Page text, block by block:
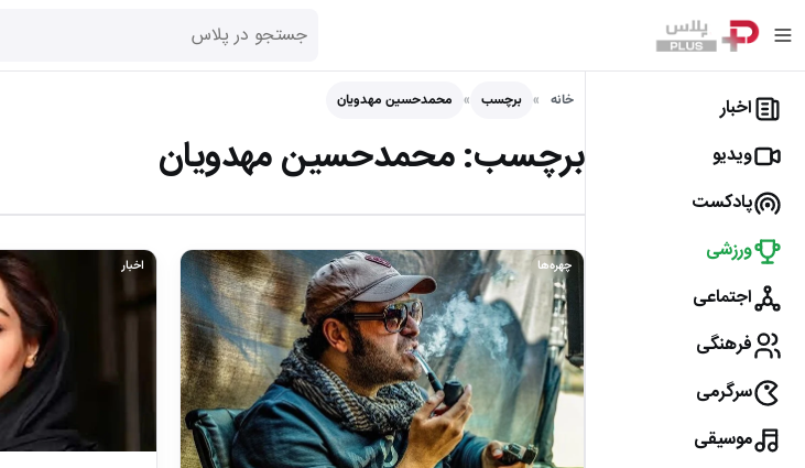
اخبار
ویدیو
پادکست
ورزشی
اجتماعی
فرهنگی
سرگرمی
موسیقی
خانه برچسب محمدحسین مهدویان
برچسب:محمدحسین مهدویان
چهره‌ها اخبار